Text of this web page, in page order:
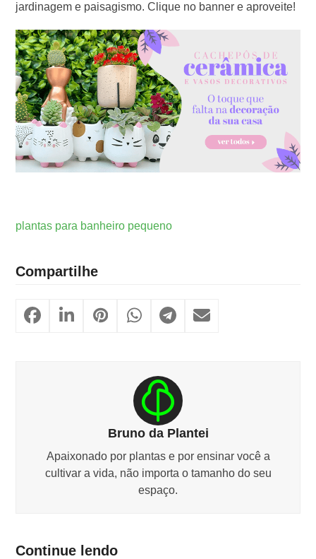
jardinagem e paisagismo. Clique no banner e aproveite!
plantas para banheiro pequeno
Compartilhe
Bruno da Plantei
Apaixonado por plantas e por ensinar você a
cultivar a vida, não importa o tamanho do seu
espaço.
Continue lendo